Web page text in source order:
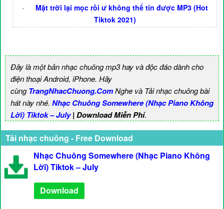
-
Mặt trời lại mọc rồi ư không thể tin được MP3 (Hot
Tiktok 2021)
Đây là một bản nhạc chuông mp3 hay và độc đáo dành cho
điện thoại Android, iPhone. Hãy
cùngTrangNhacChuong.ComNghe và Tải nhạc chuông bài
hát này nhé. Nhạc Chuông Somewhere (Nhạc Piano Không
Lời) Tiktok – July| Download Miễn Phí.
Tải nhạc chuông - Free Download
Nhạc Chuông Somewhere (Nhạc Piano Không
Lời) Tiktok – July
Download